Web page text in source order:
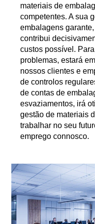
materiais de
competentes. A sua
embalagens
contribui
custos possível.
problemas, estará
nossos clientes e
de controlos
de contas de
esvaziamentos, irá
gestão de materiais
trabalhar no seu
emprego connosco.